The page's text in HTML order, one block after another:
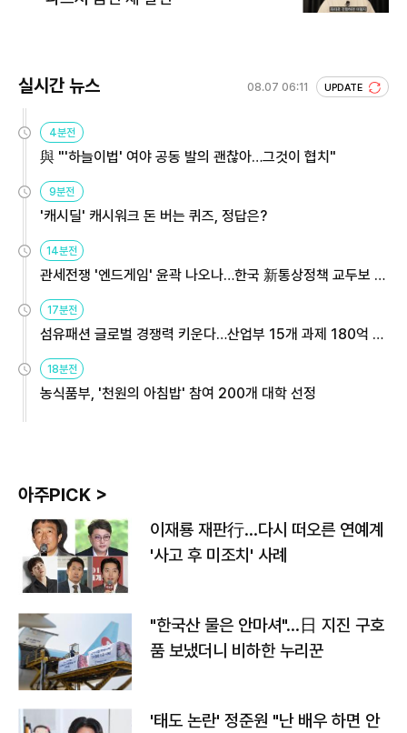
실시간 뉴스 08.07 06:11 UPDATE
4분전
與 "'하늘이법' 여야 공동 발의 괜찮아…그것이 협치"
9분전
'캐시딜' 캐시워크 돈 버는 퀴즈, 정답은?
14분전
관세전쟁 '엔드게임' 윤곽 나오나…한국 新통상정책 교두보 활
용해야
17분전
섬유패션 글로벌 경쟁력 키운다…산업부 15개 과제 180억 지
원
18분전
농식품부, '천원의 아침밥' 참여 200개 대학 선정
아주PICK >
이재룡 재판行…다시 떠오른 연예계
'사고 후 미조치' 사례
"한국산 물은 안마셔"…日 지진 구호
품 보냈더니 비하한 누리꾼
'태도 논란' 정준원 "난 배우 하면 안